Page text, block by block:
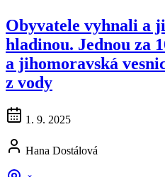
Obyvatele vyhnali a
hladinou. Jednou za
a jihomoravská
z vody
1. 9. 2025
Hana Dostálová